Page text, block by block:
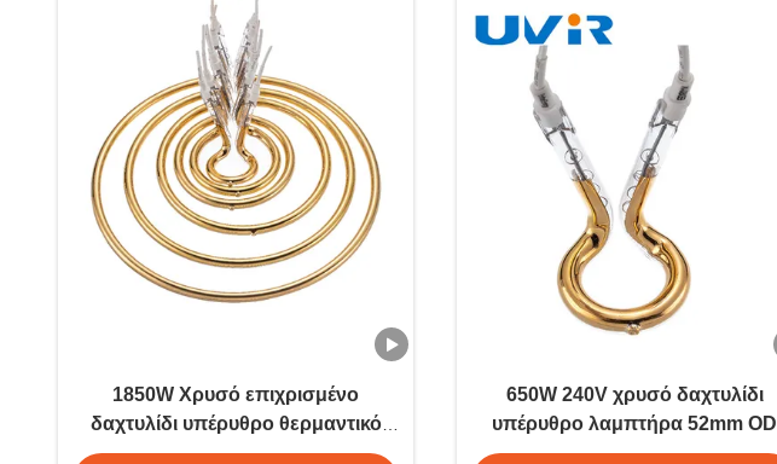
1850W Χρυσό επιχρισμένο
δαχτυλίδι υπέρυθρο θερμαντικό
λαμπτήρα 102mm
650W 240V χρυσό δαχτυλίδι
υπέρυθρο λαμπτήρα 52mm OD
βραχυκύματα θέρμανση